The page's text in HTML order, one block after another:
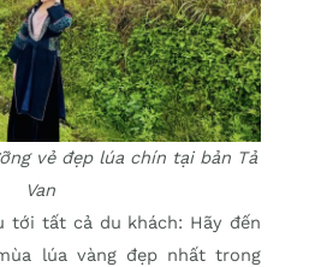
vẻ đẹp lúa chín tại bản Tả
Van
tới tất cả du khách: Hãy đến
lúa vàng đẹp nhất trong